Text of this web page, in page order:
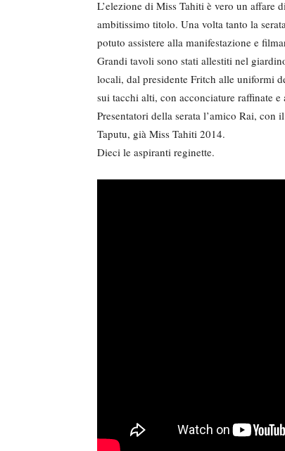
L’elezione di Miss Tahiti è vero un affare
ambitissimo titolo. Una volta tanto la
potuto assistere alla manifestazione e
Grandi tavoli sono stati allestiti nel
locali, dal presidente Fritch alle uniformi
sui tacchi alti, con acconciature raffinate
Presentatori della serata l’amico Rai, con
Taputu, già Miss Tahiti 2014.
Dieci le aspiranti reginette.